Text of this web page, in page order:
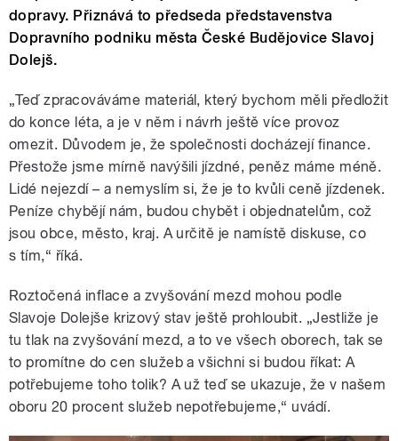
dopravy. Přiznává to předseda představenstva
Dopravního podniku města České Budějovice Slavoj
Dolejš.
„Teď zpracováváme materiál, který bychom měli předložit
do konce léta, a je v něm i návrh ještě více provoz
omezit. Důvodem je, že společnosti docházejí finance.
Přestože jsme mírně navýšili jízdné, peněz máme méně.
Lidé nejezdí – a nemyslím si, že je to kvůli ceně jízdenek.
Peníze chybějí nám, budou chybět i objednatelům, což
jsou obce, město, kraj. A určitě je namístě diskuse, co
s tím,“ říká.
Roztočená inflace a zvyšování mezd mohou podle
Slavoje Dolejše krizový stav ještě prohloubit. „Jestliže je
tu tlak na zvyšování mezd, a to ve všech oborech, tak se
to promítne do cen služeb a všichni si budou říkat: A
potřebujeme toho tolik? A už teď se ukazuje, že v našem
oboru 20 procent služeb nepotřebujeme,“ uvádí.